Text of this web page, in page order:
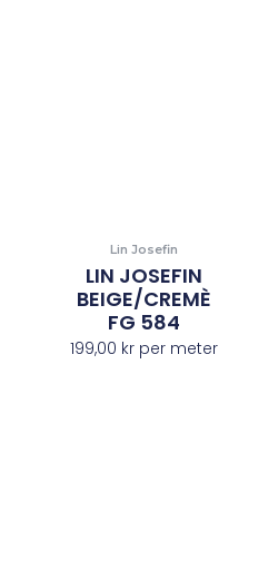
Lin Josefin
LIN JOSEFIN
BEIGE/CREMÈ
FG 584
199,00 krper meter